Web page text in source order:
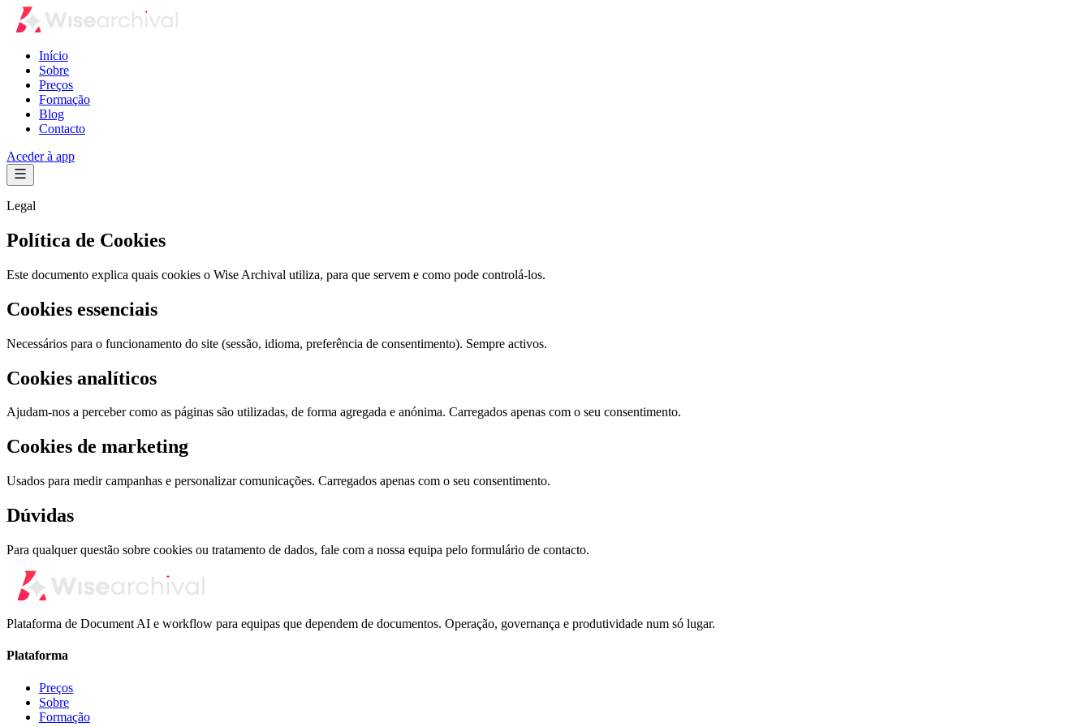
Início
Sobre
Preços
Formação
Blog
Contacto
Aceder à app
Legal
Política de Cookies
Este documento explica quais cookies o Wise Archival utiliza, para que servem e como pode controlá-los.
Cookies essenciais
Necessários para o funcionamento do site (sessão, idioma, preferência de consentimento). Sempre activos.
Cookies analíticos
Ajudam-nos a perceber como as páginas são utilizadas, de forma agregada e anónima. Carregados apenas com o seu consentimento.
Cookies de marketing
Usados para medir campanhas e personalizar comunicações. Carregados apenas com o seu consentimento.
Dúvidas
Para qualquer questão sobre cookies ou tratamento de dados, fale com a nossa equipa pelo formulário de contacto.
Plataforma de Document AI e workflow para equipas que dependem de documentos. Operação, governança e produtividade num só lugar.
Plataforma
Preços
Sobre
Formação